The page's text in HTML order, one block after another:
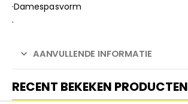
·Damespasvorm
·
AANVULLENDE INFORMATIE
RECENT BEKEKEN PRODUCTEN